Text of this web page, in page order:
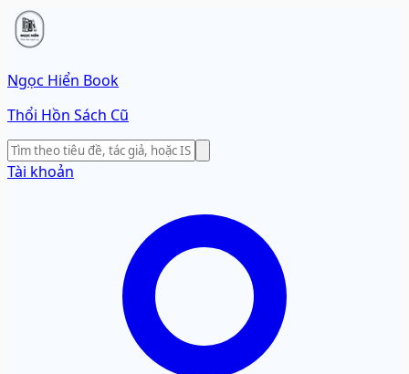
Ngọc Hiển Book
Thổi Hồn Sách Cũ
Tài khoản